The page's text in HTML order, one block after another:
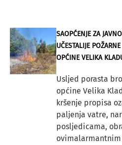
SAOPĆENJE ZA
UČESTALIJE
OPĆINE VELIKA
Usljed porasta
općine Velika
kršenje propisa
paljenja vatre,
posljedicama,
ovimalarmantnim